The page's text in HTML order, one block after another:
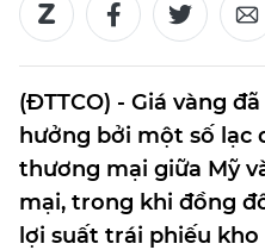
(ĐTTCO) - Giá vàng
hưởng bởi một số lạc
thương mại giữa Mỹ
mại, trong khi đồng
lợi suất trái phiếu